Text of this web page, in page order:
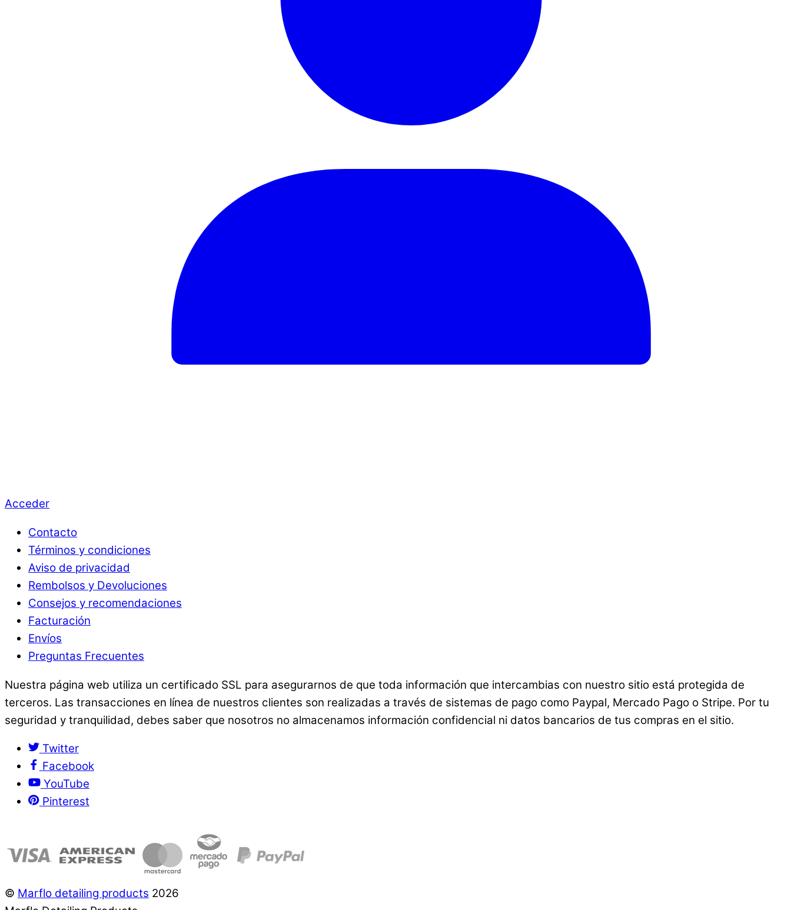
Acceder
Contacto
Términos y condiciones
Aviso de privacidad
Rembolsos y Devoluciones
Consejos y recomendaciones
Facturación
Envíos
Preguntas Frecuentes
Nuestra página web utiliza un certificado SSL para asegurarnos de que toda información que intercambias con nuestro sitio está protegida de
terceros. Las transacciones en línea de nuestros clientes son realizadas a través de sistemas de pago como Paypal, Mercado Pago o Stripe. Por tu
seguridad y tranquilidad, debes saber que nosotros no almacenamos información confidencial ni datos bancarios de tus compras en el sitio.
Twitter
Facebook
YouTube
Pinterest
© Marflo detailing products 2026